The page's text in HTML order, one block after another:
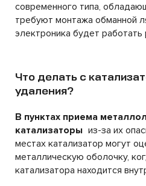
современного типа,
требуют монтажа обманной
электроника будет работать
Что делать с
удаления?
В пунктах приема
катализаторы из-за их
местах катализатор могут
металлическую оболочку,
катализатора находится